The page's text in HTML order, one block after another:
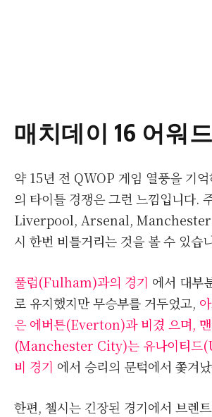
매치데이 16 어워드
약 15년 전 QWOP 게임 열풍을 기
의 타이틀 경쟁은 그런 느낌입니다.
Liverpool, Arsenal, Manchester
시 한번 비틀거리는 것을 볼 수 있습
풀럼(Fulham)과의 경기 에서 대부
로 유지했지만 무승부를 거두었고,
은 에버튼(Everton)과 비겼 으며,
(Manchester City)는 유나이티드
비 경기 에서 승리의 문턱에서 쫓겨
한편, 첼시는 긴장된 경기에서 브렌